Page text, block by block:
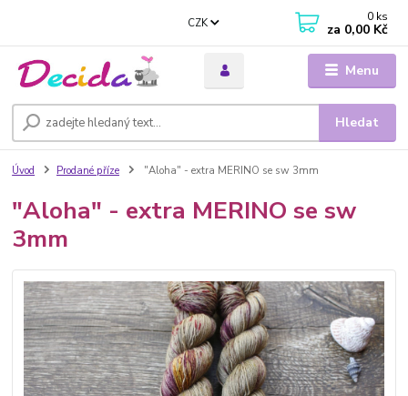
Menu
CZK
Hledat
0 ks
za 0,00 Kč
Úvod Prodané příze "Aloha" - extra MERINO se sw 3mm
"Aloha" - extra MERINO se sw
3mm